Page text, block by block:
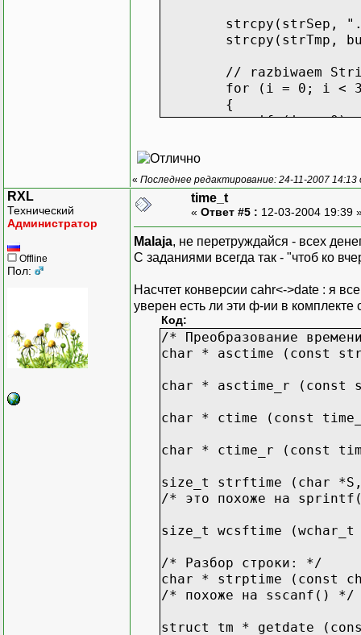
strcpy(strSep,
strcpy(strTmp,
// razbiwaem String
for (i = 0; i < 3;
{
if (i == 0)
pStrTmp =
else
{
if(pStrTmp !=
{
pStrTmp =
}
}
if(pStrTmp !=
nDate[i] =
}
// init the
time(&tmpDT);
// perewodim w -
tmnow =
// ustanawliwaem
tmnow->tm_mday =
tmnow->tm_mon =
tmnow->tm_year =
// perewodim w -
tmpDT =
*pTmpDT = tmpDT;
return
}
catch(...)
« Последнее редактирование: 24-11-2007 14:13
RXL
Технический
Администратор
Offline
Пол:
time_t
« Ответ #5 : 12-03-2004 19:39
Malaja, не перетруждайся - всех
С заданиями всегда так - "чтоб ко
Насчтет конверсии cahr<->date : я
уверен есть ли эти ф-ии в
Код:
/* Преобразование
char * asctime (const
char * asctime_r (const
char * ctime (const
char * ctime_r (const
size_t strftime (char *S,
/* это похоже на
size_t wcsftime (wchar_t
/* Разбор строки: */
char * strptime (const
/* похоже на sscanf() */
struct tm * getdate